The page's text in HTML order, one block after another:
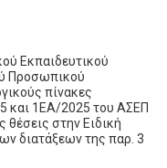
Εκπαιδευτικού
Προσωπικού
πίνακες
και 1ΕΑ/2025 του ΑΣΕΠ
θέσεις στην Ειδική
διατάξεων της παρ. 3